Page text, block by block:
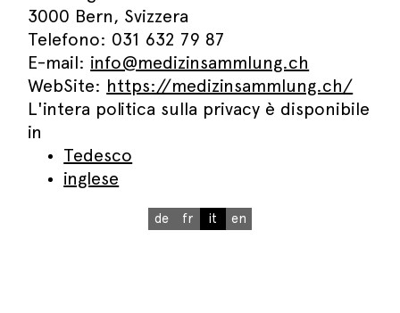
3000 Bern, Svizzera
Telefono: 031 632 79 87
E-mail: info@medizinsammlung.ch
WebSite: https://medizinsammlung.ch/
L'intera politica sulla privacy è disponibile
in
Tedesco
inglese
de fr it en